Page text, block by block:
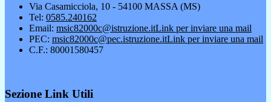
Via Casamicciola, 10 - 54100 MASSA (MS)
Tel: 0585.240162
Email: msic82000c@istruzione.itLink per inviare una mail
PEC: msic82000c@pec.istruzione.itLink per inviare una mail
C.F.: 80001580457
Sezione Link Utili